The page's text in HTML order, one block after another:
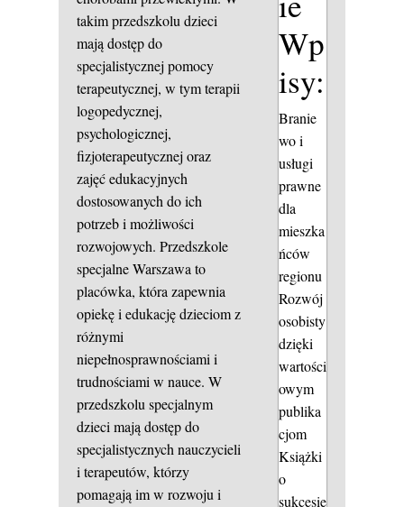
takim przedszkolu dzieci
mają dostęp do
specjalistycznej pomocy
terapeutycznej, w tym terapii
logopedycznej,
psychologicznej,
fizjoterapeutycznej oraz
zajęć edukacyjnych
dostosowanych do ich
potrzeb i możliwości
rozwojowych. Przedszkole
specjalne Warszawa to
placówka, która zapewnia
opiekę i edukację dzieciom z
różnymi
niepełnosprawnościami i
trudnościami w nauce. W
przedszkolu specjalnym
dzieci mają dostęp do
specjalistycznych nauczycieli
i terapeutów, którzy
pomagają im w rozwoju i
Wp
isy:
Branie
wo i
usługi
prawne
dla
mieszka
ńców
regionu
Rozwój
osobisty
dzięki
wartości
owym
publika
cjom
Książki
o
sukcesie